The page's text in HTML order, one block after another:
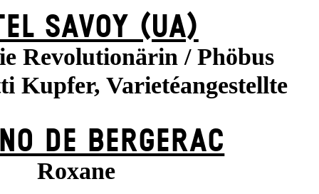
SAVOY (UA)
Revolutionärin / Phöbus
Kupfer, Varietéangestellte
DE BERGERAC
Roxane